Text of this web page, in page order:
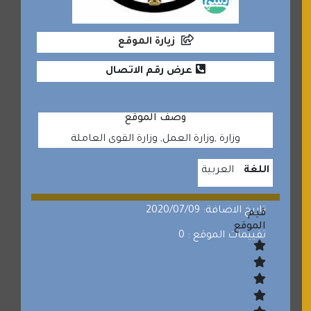
زيارة الموقع
عرض رقم الاتصال
وصف الموقع
وزارة ,وزارة العمل, وزارة القوى العاملة
اللغة العربية
تاريخ الاضافة: 2020/07/09
تقييمات الموقع : 0
قيم
الموقع